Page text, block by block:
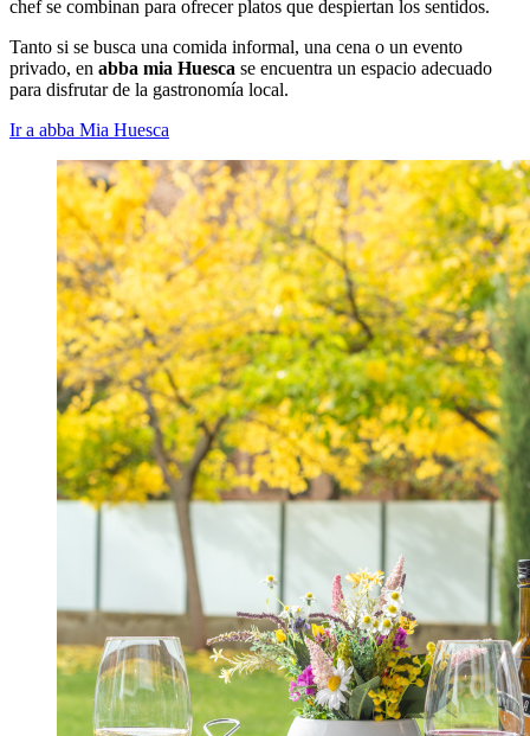
chef se combinan para ofrecer platos que despiertan los sentidos.
Tanto si se busca una comida informal, una cena o un evento
privado, en abba mia Huesca se encuentra un espacio adecuado
para disfrutar de la gastronomía local.
Ir a abba Mia Huesca